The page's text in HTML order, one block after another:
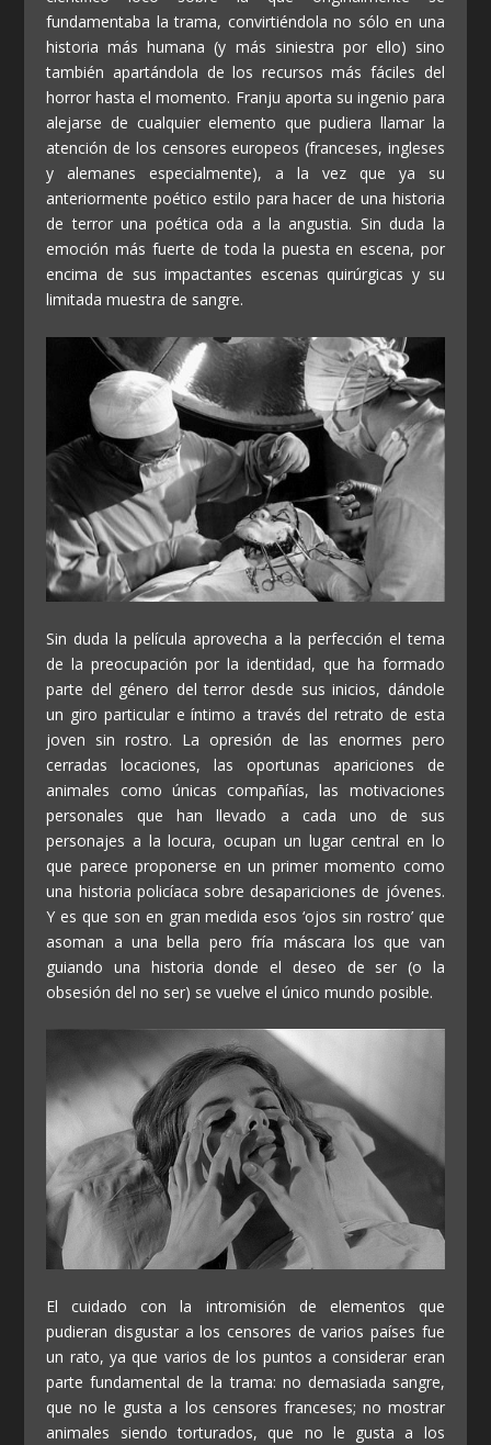
fundamentaba la trama, convirtiéndola no sólo en una
historia más humana (y más siniestra por ello) sino
también apartándola de los recursos más fáciles del
horror hasta el momento. Franju aporta su ingenio para
alejarse de cualquier elemento que pudiera llamar la
atención de los censores europeos (franceses, ingleses
y alemanes especialmente), a la vez que ya su
anteriormente poético estilo para hacer de una historia
de terror una poética oda a la angustia. Sin duda la
emoción más fuerte de toda la puesta en escena, por
encima de sus impactantes escenas quirúrgicas y su
limitada muestra de sangre.
Sin duda la película aprovecha a la perfección el tema
de la preocupación por la identidad, que ha formado
parte del género del terror desde sus inicios, dándole
un giro particular e íntimo a través del retrato de esta
joven sin rostro. La opresión de las enormes pero
cerradas locaciones, las oportunas apariciones de
animales como únicas compañías, las motivaciones
personales que han llevado a cada uno de sus
personajes a la locura, ocupan un lugar central en lo
que parece proponerse en un primer momento como
una historia policíaca sobre desapariciones de jóvenes.
Y es que son en gran medida esos ‘ojos sin rostro’ que
asoman a una bella pero fría máscara los que van
guiando una historia donde el deseo de ser (o la
obsesión del no ser) se vuelve el único mundo posible.
El cuidado con la intromisión de elementos que
pudieran disgustar a los censores de varios países fue
un rato, ya que varios de los puntos a considerar eran
parte fundamental de la trama: no demasiada sangre,
que no le gusta a los censores franceses; no mostrar
animales siendo torturados, que no le gusta a los